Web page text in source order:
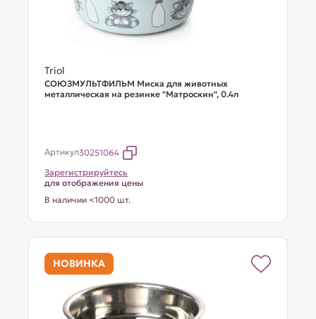
Triol
СОЮЗМУЛЬТФИЛЬМ Миска для животных
металлическая на резинке "Матроскин", 0.4л
Артикул30251064
Зарегистрируйтесь
для отображения цены
В наличии <1000 шт.
НОВИНКА